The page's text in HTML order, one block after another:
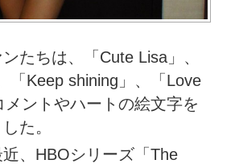
たちは、「Cute Lisa」、
「Keep shining」、「Love
ントやハートの絵文字を
た。
、HBOシリーズ「The